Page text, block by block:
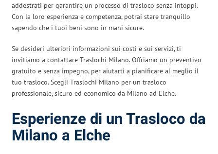
addestrati per garantire un processo di trasloco senza intoppi.
Con la loro esperienza e competenza, potrai stare tranquillo
sapendo che i tuoi beni sono in mani sicure.
Se desideri ulteriori informazioni sui costi e sui servizi, ti
invitiamo a contattare Traslochi Milano. Offriamo un preventivo
gratuito e senza impegno, per aiutarti a pianificare al meglio il
tuo trasloco. Scegli Traslochi Milano per un trasloco
professionale, sicuro ed economico da Milano ad Elche.
Esperienze di un Trasloco da
Milano a Elche